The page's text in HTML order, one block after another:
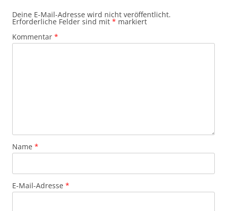
Deine E-Mail-Adresse wird nicht veröffentlicht.
Erforderliche Felder sind mit * markiert
Kommentar *
Name *
E-Mail-Adresse *